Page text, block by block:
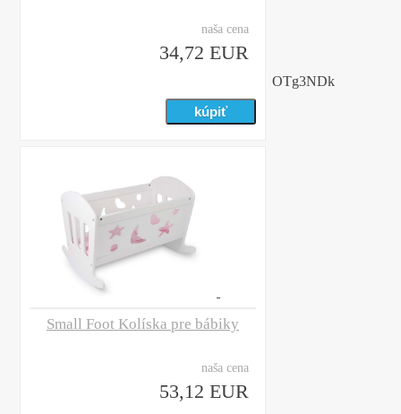
naša cena
34,72 EUR
Small Foot Kolíska pre bábiky
naša cena
53,12 EUR
OTg3NDk